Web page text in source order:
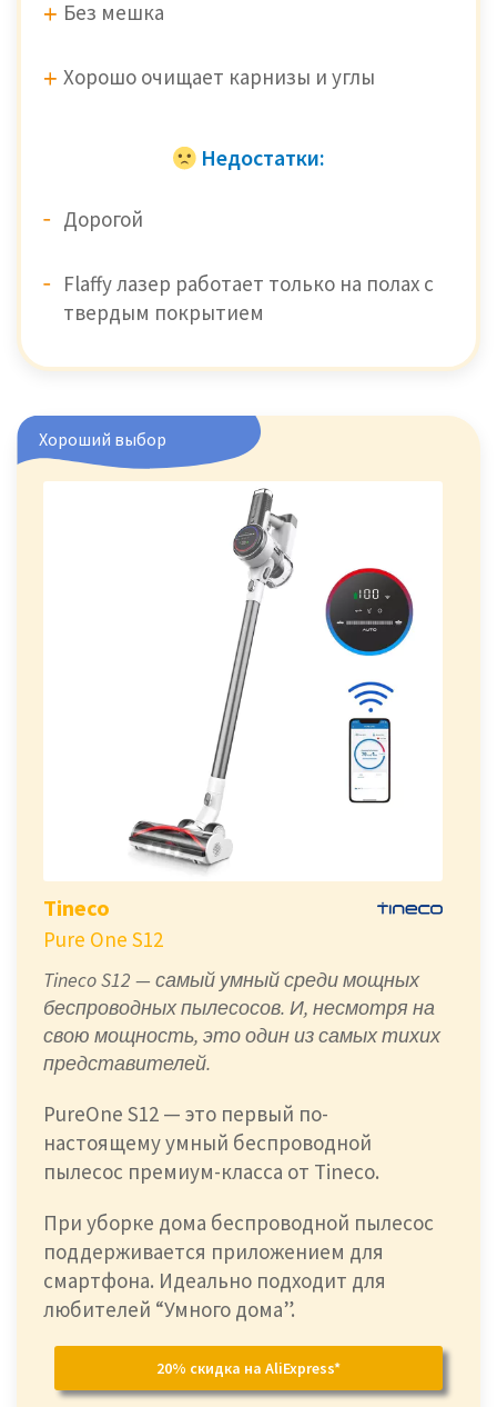
Без мешка
Хорошо очищает карнизы и углы
Недостатки:
Дорогой
Flaffy лазер работает только на полах с
твердым покрытием
Хороший выбор
Tineco
Pure One S12
Tineco S12 — самый умный среди мощных
беспроводных пылесосов. И, несмотря на
свою мощность, это один из самых тихих
представителей.
PureOne S12 — это первый по-
настоящему умный беспроводной
пылесос премиум-класса от Tineco.
При уборке дома беспроводной пылесос
поддерживается приложением для
смартфона. Идеально подходит для
любителей “Умного дома”.
20% скидка на AliExpress*